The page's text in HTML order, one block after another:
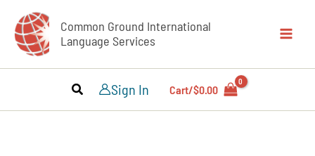
content
Common Ground International
Language Services
Sign In Cart/$0.00